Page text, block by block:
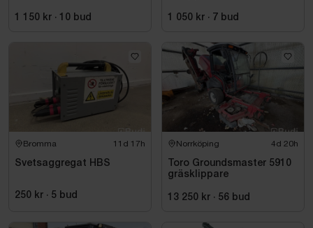
1 150 kr · 10 bud
FSSM-121 | Oanvänd
1 050 kr · 7 bud
Bromma 11d 17h
Svetsaggregat HBS
250 kr · 5 bud
Norrköping 4d 20h
Toro Groundsmaster 5910
gräsklippare
13 250 kr · 56 bud